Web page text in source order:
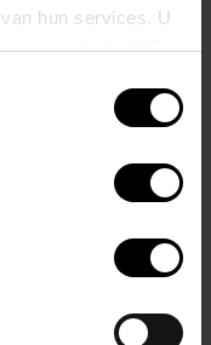
hun services. U
onze website blijft